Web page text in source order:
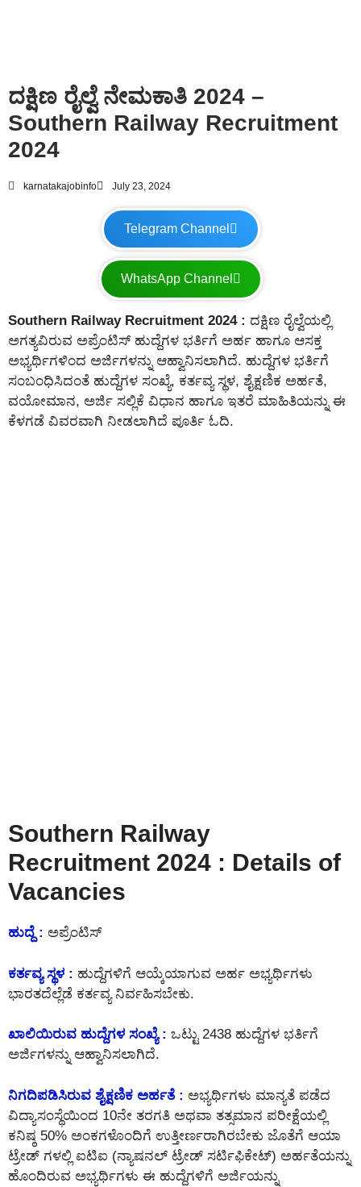
ದಕ್ಷಿಣ ರೈಲ್ವೆ ನೇಮಕಾತಿ 2024 –
Southern Railway Recruitment
2024
karnatakajobinfo July 23, 2024
Telegram Channel
WhatsApp Channel
Southern Railway Recruitment 2024 : ದಕ್ಷಿಣ ರೈಲ್ವೆಯಲ್ಲಿ
ಅಗತ್ಯವಿರುವ ಅಪ್ರೆಂಟಿಸ್ ಹುದ್ದೆಗಳ ಭರ್ತಿಗೆ ಅರ್ಹ ಹಾಗೂ ಆಸಕ್ತ
ಅಭ್ಯರ್ಥಿಗಳಿಂದ ಅರ್ಜಿಗಳನ್ನು ಆಹ್ವಾನಿಸಲಾಗಿದೆ. ಹುದ್ದೆಗಳ ಭರ್ತಿಗೆ
ಸಂಬಂಧಿಸಿದಂತೆ ಹುದ್ದೆಗಳ ಸಂಖ್ಯೆ, ಕರ್ತವ್ಯ ಸ್ಥಳ, ಶೈಕ್ಷಣಿಕ ಅರ್ಹತೆ,
ವಯೋಮಾನ, ಅರ್ಜಿ ಸಲ್ಲಿಕೆ ವಿಧಾನ ಹಾಗೂ ಇತರೆ ಮಾಹಿತಿಯನ್ನು ಈ
ಕೆಳಗಡೆ ವಿವರವಾಗಿ ನೀಡಲಾಗಿದೆ ಪೂರ್ತಿ ಓದಿ.
Southern Railway
Recruitment 2024 : Details of
Vacancies
ಹುದ್ದೆ : ಅಪ್ರೆಂಟಿಸ್
ಕರ್ತವ್ಯ ಸ್ಥಳ : ಹುದ್ದೆಗಳಿಗೆ ಆಯ್ಕೆಯಾಗುವ ಅರ್ಹ ಅಭ್ಯರ್ಥಿಗಳು
ಭಾರತದೆಲ್ಲೆಡೆ ಕರ್ತವ್ಯ ನಿರ್ವಹಿಸಬೇಕು.
ಖಾಲಿಯಿರುವ ಹುದ್ದೆಗಳ ಸಂಖ್ಯೆ : ಒಟ್ಟು 2438 ಹುದ್ದೆಗಳ ಭರ್ತಿಗೆ
ಅರ್ಜಿಗಳನ್ನು ಆಹ್ವಾನಿಸಲಾಗಿದೆ.
ನಿಗದಿಪಡಿಸಿರುವ ಶೈಕ್ಷಣಿಕ ಅರ್ಹತೆ : ಅಭ್ಯರ್ಥಿಗಳು ಮಾನ್ಯತೆ ಪಡೆದ
ವಿದ್ಯಾಸಂಸ್ಥೆಯಿಂದ 10ನೇ ತರಗತಿ ಅಥವಾ ತತ್ಸಮಾನ ಪರೀಕ್ಷೆಯಲ್ಲಿ
ಕನಿಷ್ಠ 50% ಅಂಕಗಳೊಂದಿಗೆ ಉತ್ತೀರ್ಣರಾಗಿರಬೇಕು ಜೊತೆಗೆ ಆಯಾ
ಟ್ರೇಡ್ ಗಳಲ್ಲಿ ಐಟಿಐ (ನ್ಯಾಷನಲ್ ಟ್ರೇಡ್ ಸರ್ಟಿಫಿಕೇಟ್) ಅರ್ಹತೆಯನ್ನು
ಹೊಂದಿರುವ ಅಭ್ಯರ್ಥಿಗಳು ಈ ಹುದ್ದೆಗಳಿಗೆ ಅರ್ಜಿಯನ್ನು